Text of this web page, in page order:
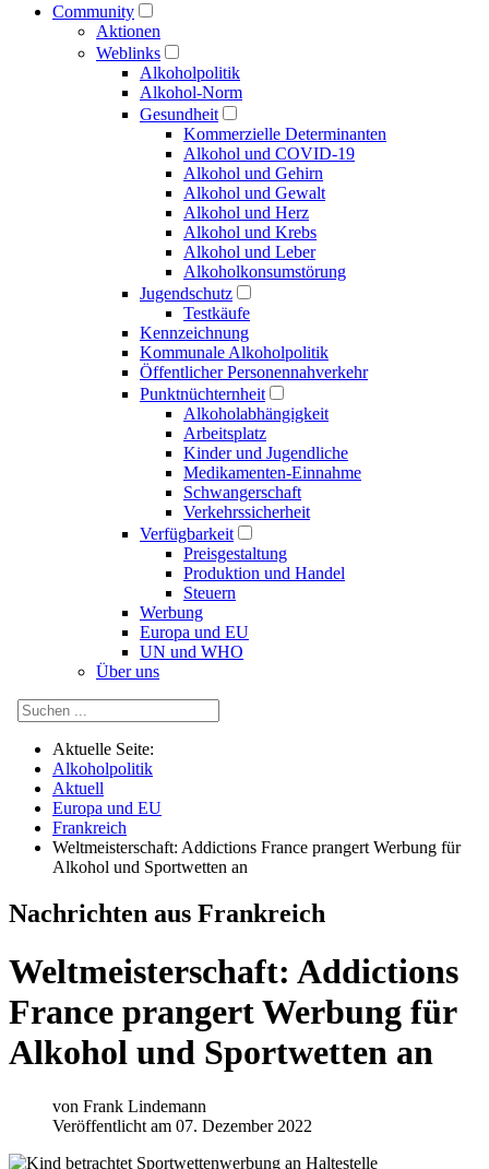
Community
Aktionen
Weblinks
Alkoholpolitik
Alkohol-Norm
Gesundheit
Kommerzielle Determinanten
Alkohol und COVID-19
Alkohol und Gehirn
Alkohol und Gewalt
Alkohol und Herz
Alkohol und Krebs
Alkohol und Leber
Alkoholkonsumstörung
Jugendschutz
Testkäufe
Kennzeichnung
Kommunale Alkoholpolitik
Öffentlicher Personennahverkehr
Punktnüchternheit
Alkoholabhängigkeit
Arbeitsplatz
Kinder und Jugendliche
Medikamenten-Einnahme
Schwangerschaft
Verkehrssicherheit
Verfügbarkeit
Preisgestaltung
Produktion und Handel
Steuern
Werbung
Europa und EU
UN und WHO
Über uns
Aktuelle Seite:
Alkoholpolitik
Aktuell
Europa und EU
Frankreich
Weltmeisterschaft: Addictions France prangert Werbung für
Alkohol und Sportwetten an
Nachrichten aus Frankreich
Weltmeisterschaft: Addictions
France prangert Werbung für
Alkohol und Sportwetten an
von Frank Lindemann
Veröffentlicht am 07. Dezember 2022